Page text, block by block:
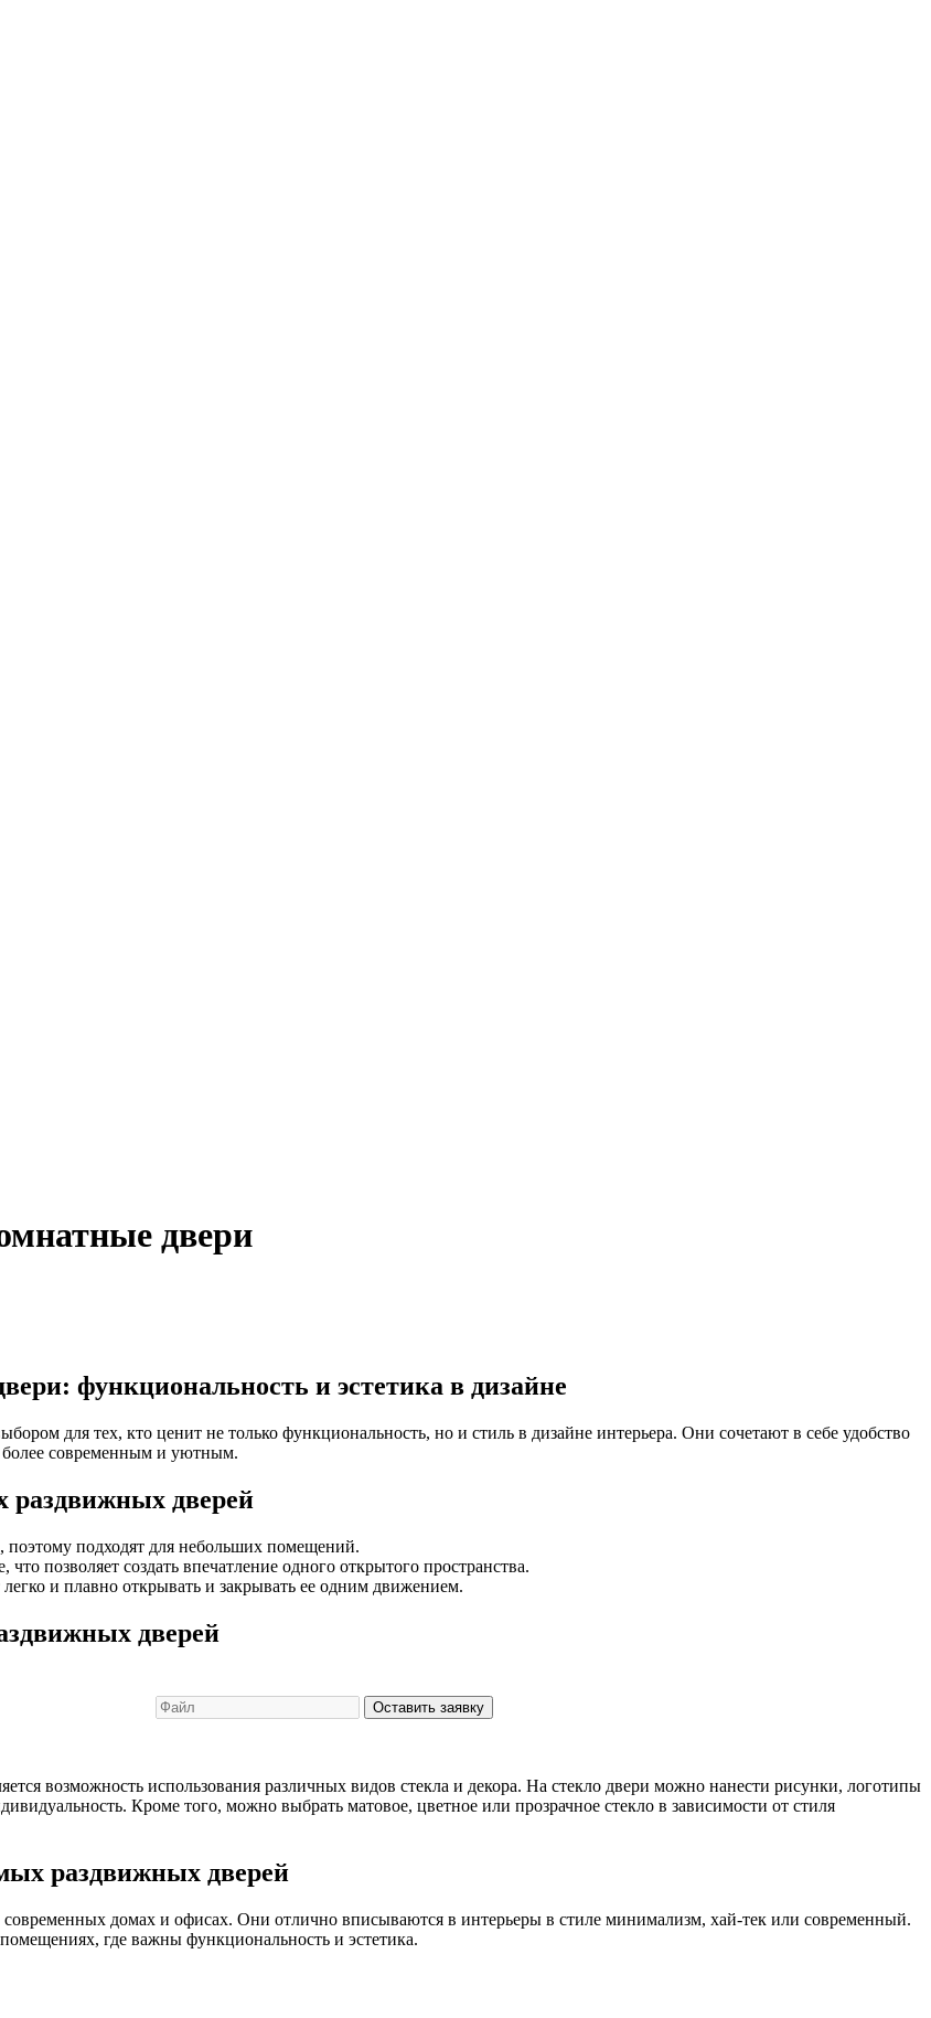
двери
функциональность и эстетика в дизайне
для тех, кто ценит не только функциональность, но и стиль в дизайне интерьера. Они сочетают в себе удобство
более современным и уютным.
раздвижных дверей
поэтому подходят для небольших помещений.
позволяет создать впечатление одного открытого пространства.
и плавно открывать и закрывать ее одним движением.
дверей
Оставить заявку
возможность использования различных видов стекла и декора. На стекло двери можно нанести рисунки, логотипы
Кроме того, можно выбрать матовое, цветное или прозрачное стекло в зависимости от стиля
раздвижных дверей
домах и офисах. Они отлично вписываются в интерьеры в стиле минимализм, хай-тек или современный.
где важны функциональность и эстетика.